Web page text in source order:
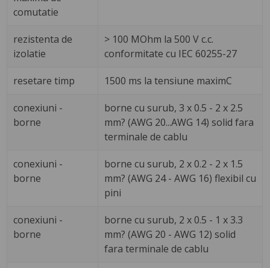
comutatie
rezistenta de
izolatie
> 100 MOhm la 500 V c.c.
conformitate cu IEC 60255-27
resetare timp 1500 ms la tensiune maximC
conexiuni -
borne
borne cu surub, 3 x 0.5 - 2 x 2.5
mm? (AWG 20...AWG 14) solid fara
terminale de cablu
conexiuni -
borne
borne cu surub, 2 x 0.2 - 2 x 1.5
mm? (AWG 24 - AWG 16) flexibil cu
pini
conexiuni -
borne
borne cu surub, 2 x 0.5 - 1 x 3.3
mm? (AWG 20 - AWG 12) solid
fara terminale de cablu